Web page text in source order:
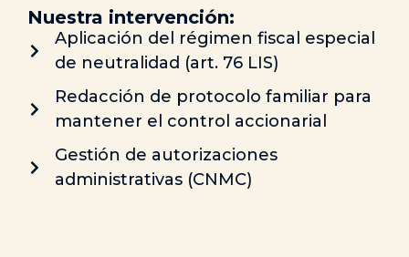
Nuestra intervención:
Aplicación del régimen fiscal especial
de neutralidad (art. 76 LIS)
Redacción de protocolo familiar para
mantener el control accionarial
Gestión de autorizaciones
administrativas (CNMC)